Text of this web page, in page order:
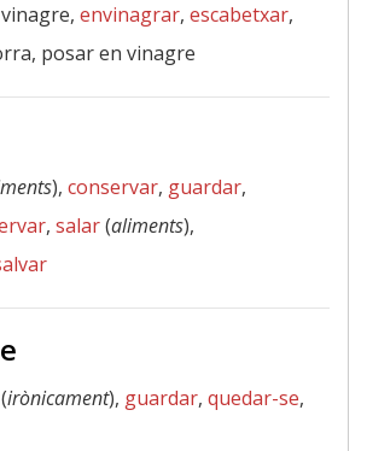
envinagrar, escabetxar,
posar en vinagre
), conservar, guardar,
, salar(aliments),
irònicament), guardar, quedar-se,